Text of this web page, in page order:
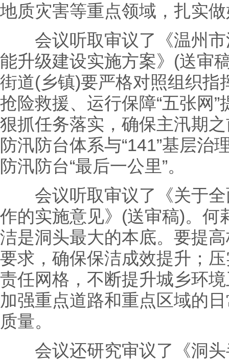
地质灾害等重点领域，扎实
会议听取审议了《温州市
能升级建设实施方案》(送审
街道(乡镇)要严格对照组织指
抢险救援、运行保障“五张网
狠抓任务落实，确保主汛期
防汛防台体系与“141”基层治
防汛防台“最后一公里”。
会议听取审议了《关于全
作的实施意见》(送审稿)。何
洁是洞头最大的本底。要提
要求，确保保洁成效提升；
责任网格，不断提升城乡环
加强重点道路和重点区域的
质量。
会议还研究审议了《洞头